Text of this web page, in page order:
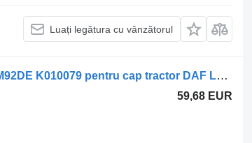
Luați legătura cu vânzătorul
Supapă pentru frâna de mână Knorr-Bremse DPM92DE K010079 pentru cap tractor DAF LF45, LF55, LF180, CF65, CF75, CF85 (2001-)
59,68 EUR